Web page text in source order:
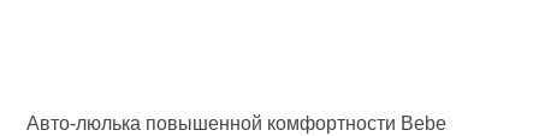
Авто-люлька повышенной комфортности Bebe